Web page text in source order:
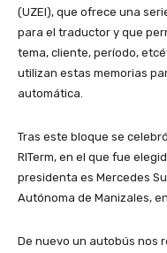
(UZEI), que ofrece una
para el traductor y que
tema, cliente, período,
utilizan estas memorias
automática.
Tras este bloque se
RITerm, en el que fue
presidenta es Mercedes
Autónoma de Manizales,
De nuevo un autobús nos